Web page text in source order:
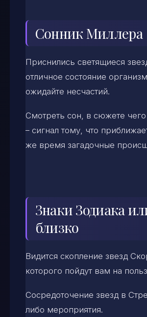
Сонник Миллера
Приснились светящиеся
отличное состояние
ожидайте несчастий.
Смотреть сон, в сюжете чего
– сигнал тому, что
же время загадочные
Знаки Зодиака
близко
Видится скопление звезд
которого пойдут вам на
Сосредоточение звезд в
либо мероприятия.